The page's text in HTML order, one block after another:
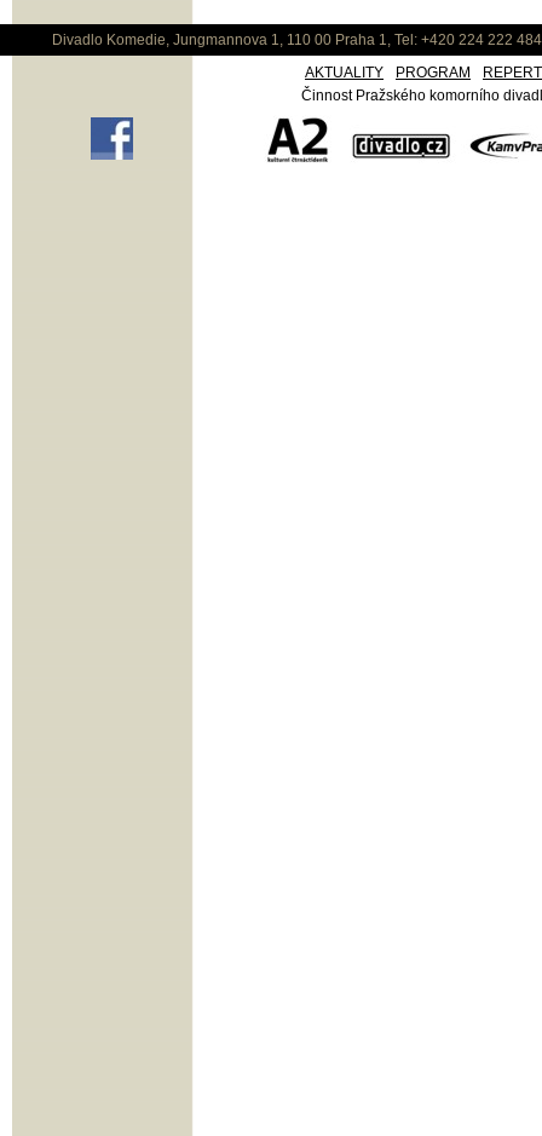
Divadlo Komedie, Jungmannova 1, 110 00 Praha 1, Tel: +420 224 222
AKTUALITY
PROGRAM
Činnost Pražského komorního